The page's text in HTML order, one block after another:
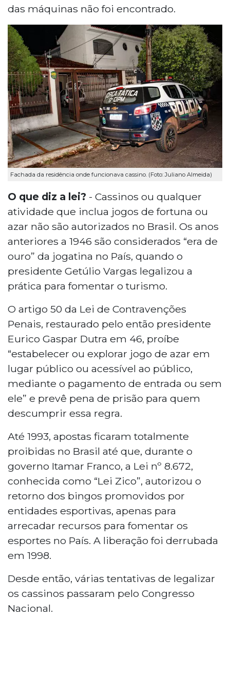
das máquinas não foi encontrado.
Fachada da residência onde funcionava cassino. (Foto: Juliano Almeida)
O que diz a lei? - Cassinos ou qualquer
atividade que inclua jogos de fortuna ou
azar não são autorizados no Brasil. Os anos
anteriores a 1946 são considerados “era de
ouro” da jogatina no País, quando o
presidente Getúlio Vargas legalizou a
prática para fomentar o turismo.
O artigo 50 da Lei de Contravenções
Penais, restaurado pelo então presidente
Eurico Gaspar Dutra em 46, proíbe
“estabelecer ou explorar jogo de azar em
lugar público ou acessível ao público,
mediante o pagamento de entrada ou sem
ele” e prevê pena de prisão para quem
descumprir essa regra.
Até 1993, apostas ficaram totalmente
proibidas no Brasil até que, durante o
governo Itamar Franco, a Lei nº 8.672,
conhecida como “Lei Zico”, autorizou o
retorno dos bingos promovidos por
entidades esportivas, apenas para
arrecadar recursos para fomentar os
esportes no País. A liberação foi derrubada
em 1998.
Desde então, várias tentativas de legalizar
os cassinos passaram pelo Congresso
Nacional.